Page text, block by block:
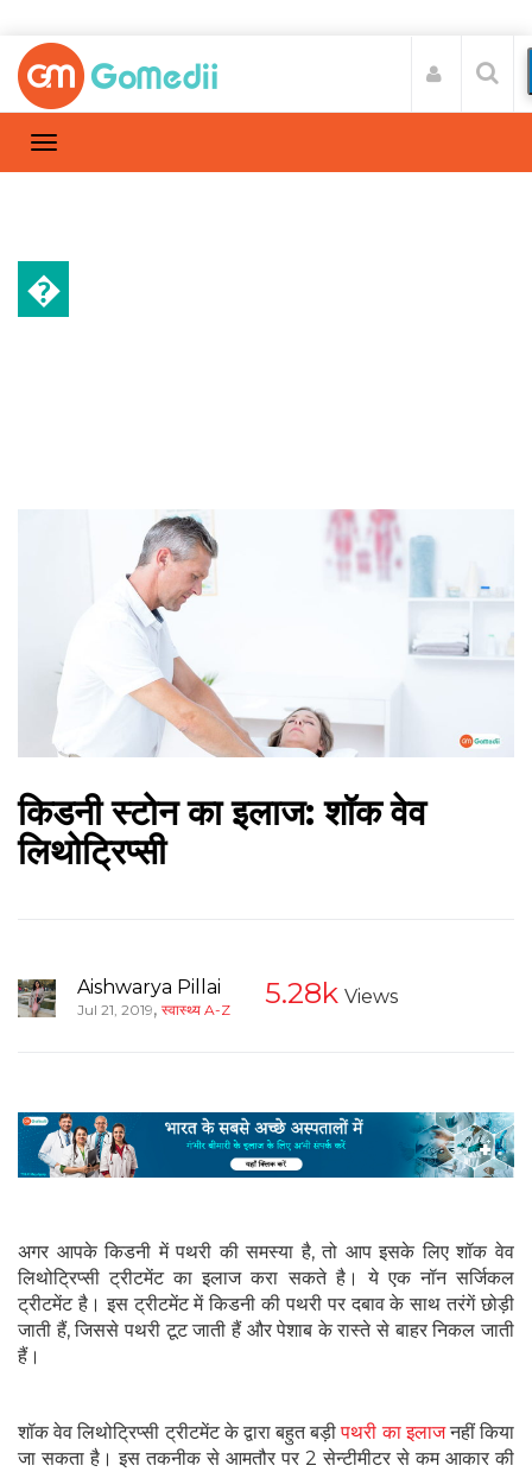
�
किडनी स्टोन का इलाज: शॉक वेव
लिथोट्रिप्सी
Aishwarya Pillai
Jul 21, 2019, स्वास्थ्य A-Z 5.28k Views
अगर आपके किडनी में पथरी की समस्या है, तो आप इसके लिए शॉक वेव
लिथोट्रिप्सी ट्रीटमेंट का इलाज करा सकते है। ये एक नॉन सर्जिकल
ट्रीटमेंट है। इस ट्रीटमेंट में किडनी की पथरी पर दबाव के साथ तरंगें छोड़ी
जाती हैं, जिससे पथरी टूट जाती हैं और पेशाब के रास्ते से बाहर निकल जाती
हैं।
शॉक वेव लिथोट्रिप्सी ट्रीटमेंट के द्वारा बहुत बड़ीपथरी का इलाजनहीं किया
जा सकता है। इस तकनीक से आमतौर पर 2 सेन्टीमीटर से कम आकार की